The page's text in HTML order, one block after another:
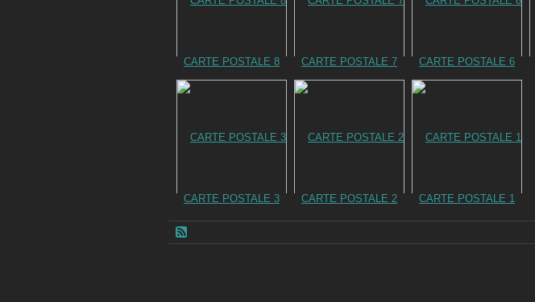
CARTE POSTALE 8 CARTE POSTALE 7 CARTE POSTALE 6
CARTE POSTALE 3 CARTE POSTALE 2 CARTE POSTALE 1